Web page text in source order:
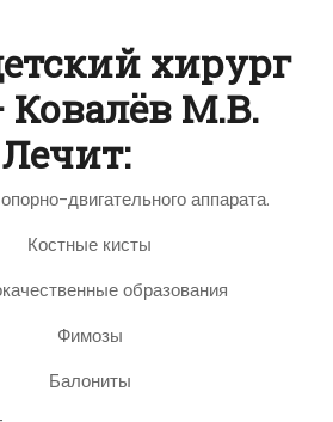
хирург
М.В.
Лечит:
двигательного аппарата.
Костные кисты
образования
Фимозы
Балониты